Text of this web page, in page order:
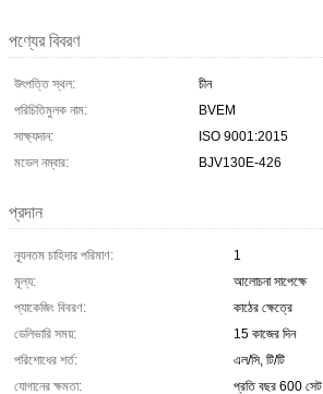
পণ্যের বিবরণ
উৎপত্তি স্থল:
চীন
পরিচিতিমুলক নাম:
BVEM
সাক্ষ্যদান:
ISO 9001:2015
মডেল নম্বার:
BJV130E-426
প্রদান
ন্যূনতম চাহিদার পরিমাণ:
1
মূল্য:
আলোচনা সাপেক্ষে
প্যাকেজিং বিবরণ:
কাঠের ক্ষেত্রে
ডেলিভারি সময়:
15 কাজের দিন
পরিশোধের শর্ত:
এল/সি, টি/টি
যোগানের ক্ষমতা:
প্রতি বছর 600 সেট